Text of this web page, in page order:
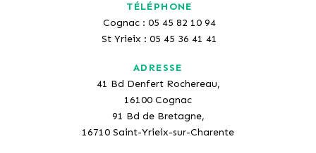
TÉLÉPHONE
Cognac : 05 45 82 10 94
St Yrieix : 05 45 36 41 41
ADRESSE
41 Bd Denfert Rochereau,
16100 Cognac
91 Bd de Bretagne,
16710 Saint-Yrieix-sur-Charente